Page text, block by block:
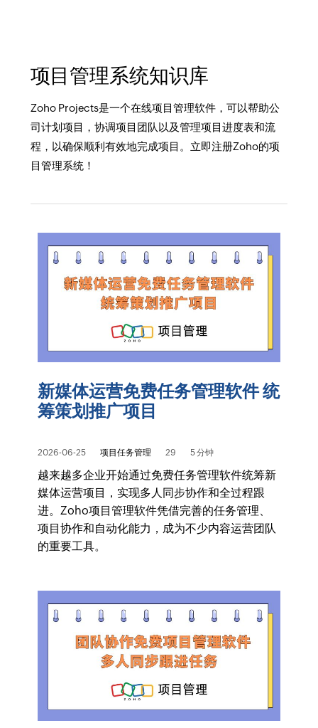
项目管理系统知识库
Zoho Projects是一个在线项目管理软件，可以帮助公
司计划项目，协调项目团队以及管理项目进度表和流
程，以确保顺利有效地完成项目。立即注册Zoho的项
目管理系统！
新媒体运营免费任务管理软件 统
筹策划推广项目
2026-06-25 项目任务管理 29 5 分钟
越来越多企业开始通过免费任务管理软件统筹新
媒体运营项目，实现多人同步协作和全过程跟
进。Zoho项目管理软件凭借完善的任务管理、
项目协作和自动化能力，成为不少内容运营团队
的重要工具。